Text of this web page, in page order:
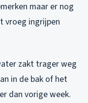
maar er nog
vroeg ingrijpen
zakt trager weg
in de bak of het
dan vorige week.